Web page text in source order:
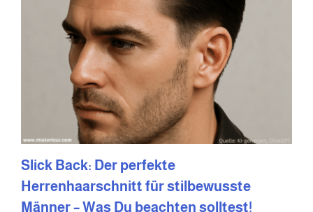
Slick Back: Der perfekte
Herrenhaarschnitt für stilbewusste
Männer – Was Du beachten solltest!